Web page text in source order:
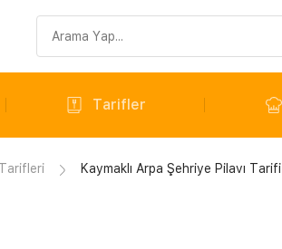
sorgusu
Tarifler
Kaymaklı Arpa Şehriye Pilavı Tarifi